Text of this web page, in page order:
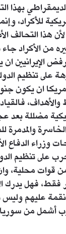
بهذا
للأكراد،
لأن هذا
من الأكراد
الإيرانيين ان
على تنظيم
ان يكون
مضللة بعد
والمدمرة
وزراء الدفاع
على تنظيم
قوات محلية،
فهل يدرك
عليهم وليس
أشمل من